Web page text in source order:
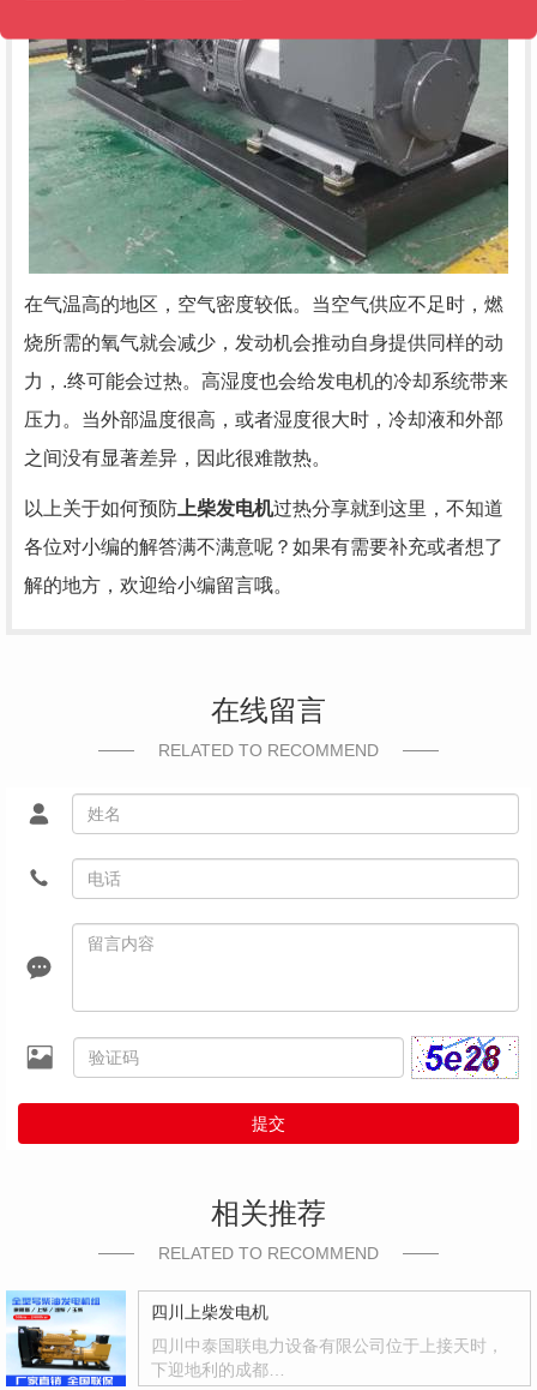
在气温高的地区，空气密度较低。当空气供应不足时，燃
烧所需的氧气就会减少，发动机会推动自身提供同样的动
力，.终可能会过热。高湿度也会给发电机的冷却系统带来
压力。当外部温度很高，或者湿度很大时，冷却液和外部
之间没有显著差异，因此很难散热。
以上关于如何预防 上柴发电机过热分享就到这里，不知道
各位对小编的解答满不满意呢？如果有需要补充或者想了
解的地方，欢迎给小编留言哦。
在线留言
RELATED TO RECOMMEND
提交
相关推荐
RELATED TO RECOMMEND
四川上柴发电机
四川中泰国联电力设备有限公司位于上接天时，
下迎地利的成都…